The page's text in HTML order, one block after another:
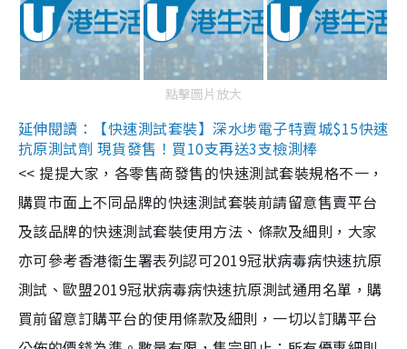
點擊圖片放大
延伸閱讀：【快速測試套裝】深水埗電子特賣城$15快速
抗原測試劑 現貨發售！買10支再送3支檢測棒
<< 提提大家，各零售商發售的快速測試套裝規格不一，
購買市面上不同品牌的快速測試套裝前請留意售賣平台
及該品牌的快速測試套裝使用方法、條款及細則，大家
亦可參考香港衞生署表列認可2019冠狀病毒病快速抗原
測試、歐盟2019冠狀病毒病快速抗原測試通用名單，購
買前留意訂購平台的使用條款及細則，一切以訂購平台